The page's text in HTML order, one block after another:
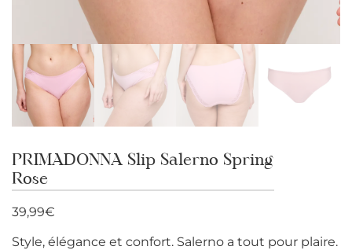
PRIMADONNA Slip Salerno Spring
Rose
39,99€
Style, élégance et confort. Salerno a tout pour plaire.